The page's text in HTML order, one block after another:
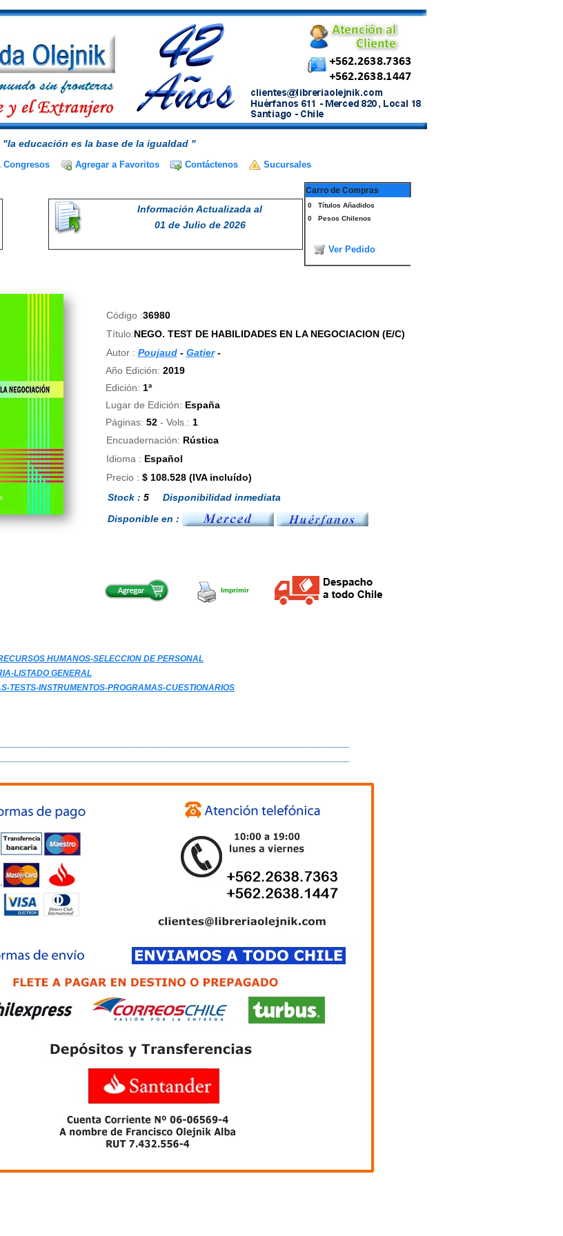
"la educación es la base de la igualdad "
Congresos Agregar a Favoritos Contáctenos Sucursales
Información Actualizada al
01 de Julio de 2026
Carro de Compras
0 Títulos Añadidos
0 Pesos Chilenos
Ver Pedido
Código :36980
Título:NEGO. TEST DE HABILIDADES EN LA NEGOCIACION (E/C)
Autor : Poujaud - Gatier -
Año Edición: 2019
Edición: 1ª
Lugar de Edición: España
Páginas: 52- Vols.: 1
Encuadernación: Rústica
Idioma : Español
Precio : $ 108.528 (IVA incluído)
Stock : 5Disponibilidad inmediata
Disponible en :
Imprimir
HUMANOS-SELECCION DE PERSONAL
LISTADO GENERAL
TESTS-INSTRUMENTOS-PROGRAMAS-CUESTIONARIOS